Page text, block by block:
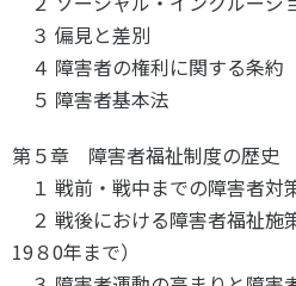
３ 偏見と差別
４ 障害者の権利に関する条約
５ 障害者基本法
第５章 障害者福祉制度の歴史
１ 戦前・戦中までの障害者対
２ 戦後における障害者福祉施
19８0年まで）